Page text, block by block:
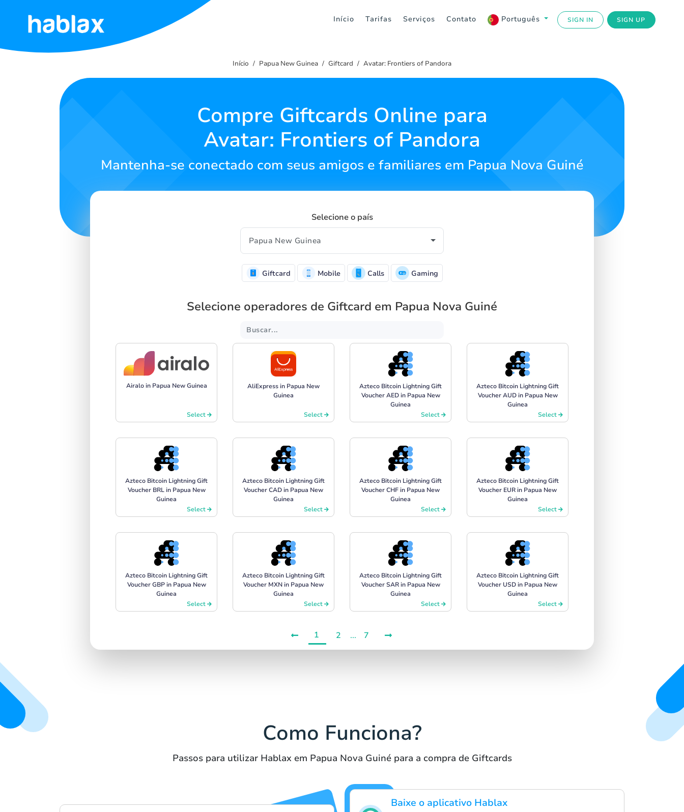
Início Tarifas Serviços Contato Português SIGN IN SIGN UP
Início
SIGN UP
Início Papua New Guinea Giftcard Avatar: Frontiers of Pandora
Compre Giftcards Online para
Avatar: Frontiers of Pandora
Mantenha-se conectado com seus amigos e familiares em Papua Nova Guiné
Selecione o país
Giftcard Mobile Calls Gaming
Selecione operadores de Giftcard em Papua Nova Guiné
Airalo in Papua New Guinea
Select
AliExpress in Papua New
Guinea
Select
Azteco Bitcoin Lightning Gift
Voucher AED in Papua New
Guinea
Select
Azteco Bitcoin Lightning Gift
Voucher AUD in Papua New
Guinea
Select
Azteco Bitcoin Lightning Gift
Voucher BRL in Papua New
Guinea
Select
Azteco Bitcoin Lightning Gift
Voucher CAD in Papua New
Guinea
Select
Azteco Bitcoin Lightning Gift
Voucher CHF in Papua New
Guinea
Select
Azteco Bitcoin Lightning Gift
Voucher EUR in Papua New
Guinea
Select
Azteco Bitcoin Lightning Gift
Voucher GBP in Papua New
Guinea
Select
Azteco Bitcoin Lightning Gift
Voucher MXN in Papua New
Guinea
Select
Azteco Bitcoin Lightning Gift
Voucher SAR in Papua New
Guinea
Select
Azteco Bitcoin Lightning Gift
Voucher USD in Papua New
Guinea
Select
1 2 ... 7
Como Funciona?
Passos para utilizar Hablax em Papua Nova Guiné para a compra de Giftcards
Baixe o aplicativo Hablax